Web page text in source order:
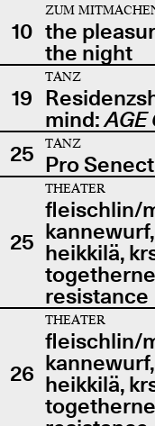
10
ZUM
the
the night
19
TANZ
mind:AGE
25
TANZ
Pro
25
THEATER
fleischlin/
heikkilä,
resistance
26
THEATER
fleischlin/
heikkilä,